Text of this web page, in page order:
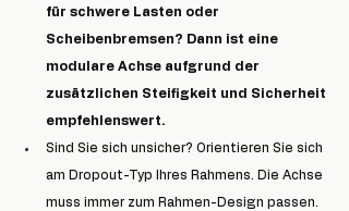
für schwere Lasten oder
Scheibenbremsen? Dann ist eine
modulare Achse aufgrund der
zusätzlichen Steifigkeit und Sicherheit
empfehlenswert.
Sind Sie sich unsicher? Orientieren Sie sich
am Dropout-Typ Ihres Rahmens. Die Achse
muss immer zum Rahmen-Design passen.